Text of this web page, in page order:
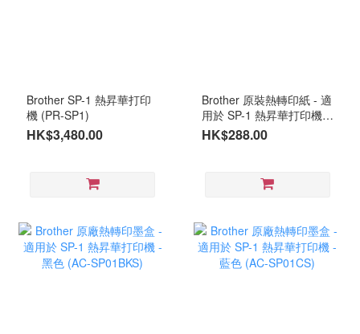
Brother SP-1 熱昇華打印
機 (PR-SP1)
HK$3,480.00
Brother 原裝熱轉印紙 - 適
用於 SP-1 熱昇華打印機 -
每 Pack 100 張 (AC-
SP01PL)
HK$288.00